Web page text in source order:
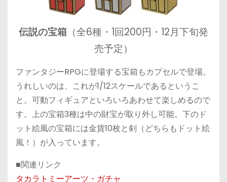
伝説の宝箱 （全6種・1回200円・12月下旬発
売予定）
ファンタジーRPGに登場する宝箱もカプセルで登場。
うれしいのは、これが1/12スケールであるというこ
と。可動フィギュアといろいろあわせて楽しめるので
す。上の宝箱3種は中の財宝が取り外し可能。下のド
ット絵風の宝箱には金貨10枚と剣（どちらもドット絵
風！）が入っています。
■関連リンク
タカラトミーアーツ・ガチャ